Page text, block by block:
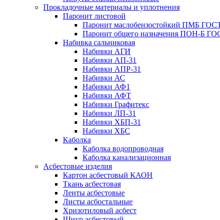
Прокладочные материалы и уплотнения
Паронит листовой
Паронит маслобензостойкий ПМБ
Паронит общего назначения ПОН-Б
Набивка сальниковая
Набивки АГИ
Набивки АП-31
Набивки АПР-31
Набивки АС
Набивки АФ1
Набивки АФТ
Набивки Графитекс
Набивки ЛП-31
Набивки ХБП-31
Набивки ХБС
Каболка
Каболка водопроводная
Каболка канализационная
Асбестовые изделия
Картон асбестовый КАОН
Ткань асбестовая
Ленты асбестовые
Листы асбостальные
Хризотиловый асбеcт